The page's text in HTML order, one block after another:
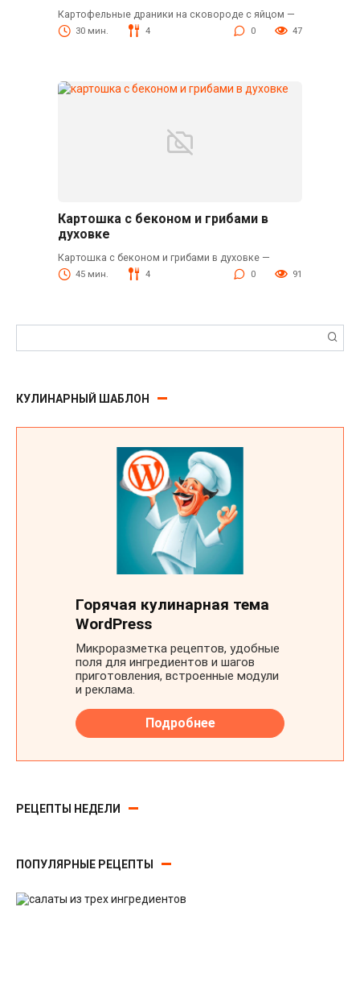
Картофельные драники на сковороде с яйцом —
30 мин. 4 0 47
Картошка с беконом и грибами в
духовке
Картошка с беконом и грибами в духовке —
45 мин. 4 0 91
КУЛИНАРНЫЙ ШАБЛОН
РЕЦЕПТЫ НЕДЕЛИ
ПОПУЛЯРНЫЕ РЕЦЕПТЫ